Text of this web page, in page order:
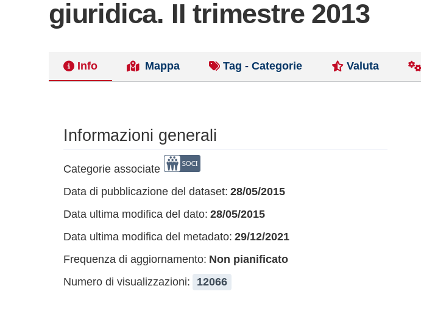
giuridica. II trimestre 2013
Info Mappa Tag - Categorie Valuta
Informazioni generali
Categorie associate
Data di pubblicazione del dataset: 28/05/2015
Data ultima modifica del dato: 28/05/2015
Data ultima modifica del metadato: 29/12/2021
Frequenza di aggiornamento: Non pianificato
Numero di visualizzazioni:
12066